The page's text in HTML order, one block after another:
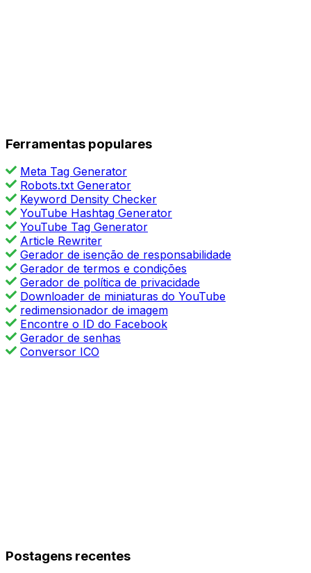
Ferramentas populares
Meta Tag Generator
Robots.txt Generator
Keyword Density Checker
YouTube Hashtag Generator
YouTube Tag Generator
Article Rewriter
Gerador de isenção de responsabilidade
Gerador de termos e condições
Gerador de política de privacidade
Downloader de miniaturas do YouTube
redimensionador de imagem
Encontre o ID do Facebook
Gerador de senhas
Conversor ICO
Postagens recentes